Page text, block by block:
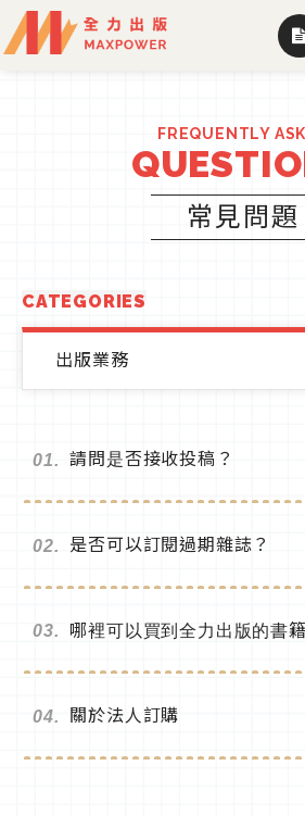
FREQUENTLY
常見問題
CATEGORIES
出版業務
01. 請問是否接收投稿？
02. 是否可以訂閱過期雜誌？
03. 哪裡可以買到全力出版的書
04. 關於法人訂購